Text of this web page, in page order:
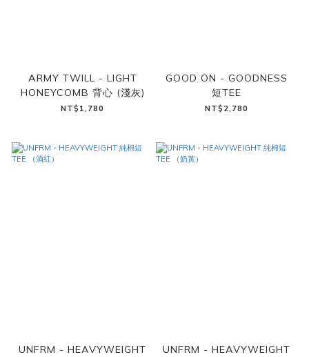
ARMY TWILL - LIGHT
HONEYCOMB 背心 (淺灰)
NT$1,780
GOOD ON - GOODNESS
短TEE
NT$2,780
UNFRM - HEAVYWEIGHT
UNFRM - HEAVYWEIGHT